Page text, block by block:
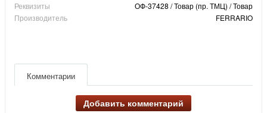
Реквизиты
ОФ-37428 / Товар (пр. ТМЦ) / Товар
Производитель
FERRARIO
Комментарии
Добавить комментарий